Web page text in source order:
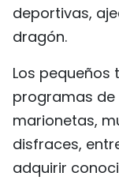
deportivas,
dragón.
Los
programas
marionetas,
disfraces,
adquirir